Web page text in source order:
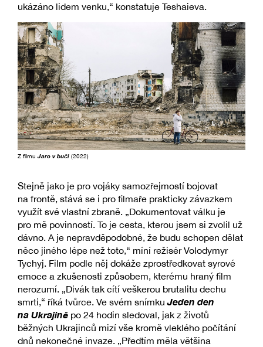
ukázáno lidem venku,“ konstatuje Teshaieva.
Z filmuJaro v buči (2022)
Stejně jako je pro vojáky samozřejmostí bojovat
na frontě, stává se i pro filmaře prakticky závazkem
využít své vlastní zbraně. „Dokumentovat válku je
pro mě povinností. To je cesta, kterou jsem si zvolil už
dávno. A je nepravděpodobné, že budu schopen dělat
něco jiného lépe než toto,“ míní režisér Volodymyr
Tychyj. Film podle něj dokáže zprostředkovat syrové
emoce a zkušenosti způsobem, kterému hraný film
nerozumí. „Divák tak cítí veškerou brutalitu dechu
smrti,“ říká tvůrce. Ve svém snímkuJeden den
na Ukrajině po 24 hodin sledoval, jak z životů
běžných Ukrajinců mizí vše kromě vleklého počítání
dnů nekonečné invaze. „Předtím měla většina